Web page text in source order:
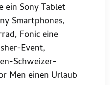
ein Sony Tablet
Smartphones,
Fonic eine
Event,
Schweizer-
Men einen Urlaub